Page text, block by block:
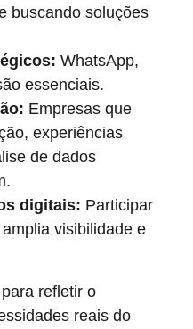
buscando soluções
WhatsApp,
essenciais.
Empresas que
experiências
de dados
digitais: Participar
visibilidade e
refletir o
reais do